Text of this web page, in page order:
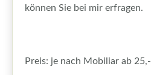
können Sie bei mir erfragen.
Preis: je nach Mobiliar ab